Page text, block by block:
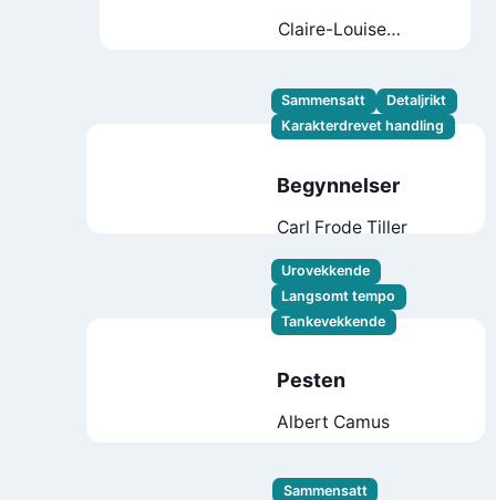
Claire-Louise
Sammensatt
Detaljrikt
Karakterdrevet handling
Begynnelser
Carl Frode Tiller
Urovekkende
Langsomt tempo
Tankevekkende
Pesten
Albert Camus
Sammensatt